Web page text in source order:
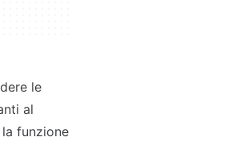
le
al
funzione